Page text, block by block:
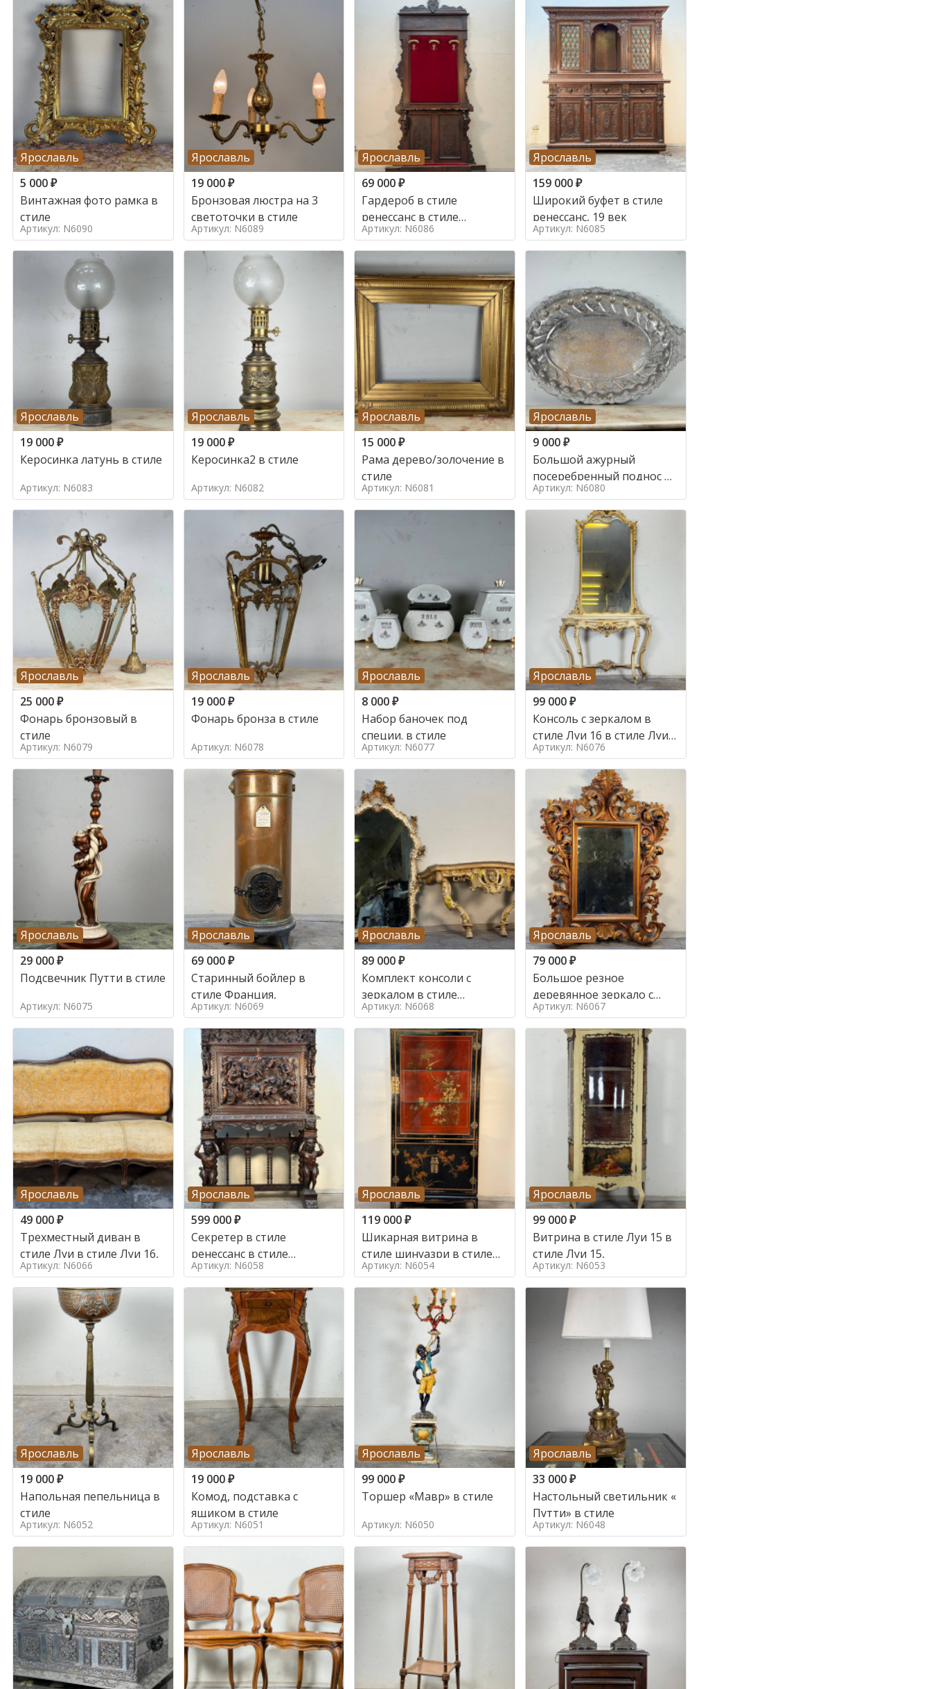
Ярославль
5 000₽
Винтажная фото рамка в
стиле
Артикул: N6090
Ярославль
19 000₽
Бронзовая люстра на 3
светоточки в стиле
Артикул: N6089
Ярославль
69 000₽
Гардероб в стиле
ренессанс в стиле
ренессанс,
Артикул: N6086
Ярославль
159 000₽
Широкий буфет в стиле
ренессанс, 19 век
Артикул: N6085
Ярославль
19 000₽
Керосинка латунь в стиле
Артикул: N6083
Ярославль
19 000₽
Керосинка2 в стиле
Артикул: N6082
Ярославль
15 000₽
Рама дерево/золочение в
стиле
Артикул: N6081
Ярославль
9 000₽
Большой ажурный
посеребренный поднос в
стиле
Артикул: N6080
Ярославль
25 000₽
Фонарь бронзовый в
стиле
Артикул: N6079
Ярославль
19 000₽
Фонарь бронза в стиле
Артикул: N6078
Ярославль
8 000₽
Набор баночек под
специи. в стиле
Артикул: N6077
Ярославль
99 000₽
Консоль с зеркалом в
стиле Луи 16 в стиле Луи
16, Италия,
Артикул: N6076
Ярославль
29 000₽
Подсвечник Путти в стиле
Артикул: N6075
Ярославль
69 000₽
Старинный бойлер в
стиле Франция,
Артикул: N6069
Ярославль
89 000₽
Комплект консоли с
зеркалом в стиле
ренессанс,
Артикул: N6068
Ярославль
79 000₽
Большое резное
деревянное зеркало с
золочением в стиле
Артикул: N6067
Ярославль
49 000₽
Трехместный диван в
стиле Луи в стиле Луи 16,
Артикул: N6066
Ярославль
599 000₽
Секретер в стиле
ренессанс в стиле
ренессанс, 19 век
Артикул: N6058
Ярославль
119 000₽
Шикарная витрина в
стиле шинуазри в стиле
шинуазри,
Артикул: N6054
Ярославль
99 000₽
Витрина в стиле Луи 15 в
стиле Луи 15,
Артикул: N6053
Ярославль
19 000₽
Напольная пепельница в
стиле
Артикул: N6052
Ярославль
19 000₽
Комод, подставка с
ящиком в стиле
Артикул: N6051
Ярославль
99 000₽
Торшер «Мавр» в стиле
Артикул: N6050
Ярославль
33 000₽
Настольный светильник «
Путти» в стиле
Артикул: N6048